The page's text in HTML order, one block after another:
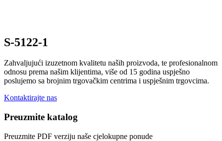
S-5122-1
Zahvaljujući izuzetnom kvalitetu naših proizvoda, te profesionalnom
odnosu prema našim klijentima, više od 15 godina uspješno
poslujemo sa brojnim trgovačkim centrima i uspješnim trgovcima.
Kontaktirajte nas
Preuzmite katalog
Preuzmite PDF verziju naše cjelokupne ponude